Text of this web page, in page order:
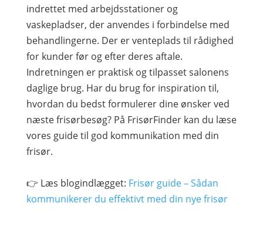
indrettet med arbejdsstationer og
vaskepladser, der anvendes i forbindelse med
behandlingerne. Der er venteplads til rådighed
for kunder før og efter deres aftale.
Indretningen er praktisk og tilpasset salonens
daglige brug. Har du brug for inspiration til,
hvordan du bedst formulerer dine ønsker ved
næste frisørbesøg? På FrisørFinder kan du læse
vores guide til god kommunikation med din
frisør.
👉 Læs blogindlægget: Frisør guide – Sådan
kommunikerer du effektivt med din nye frisør